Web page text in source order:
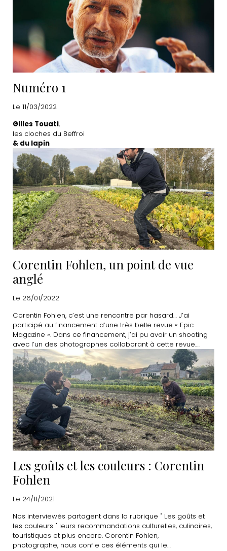
Numéro 1
Le 11/03/2022
Gilles Touati,
les cloches du Beffroi
& du lapin
Corentin Fohlen, un point de vue
anglé
Le 26/01/2022
Corentin Fohlen, c’est une rencontre par hasard… J’ai
participé au financement d’une très belle revue « Epic
Magazine ». Dans ce financement, j’ai pu avoir un shooting
avec l’un des photographes collaborant à cette revue.
Cette rencontre s’est faite un jour particulier… Mon fils était
en semaine d’immersion dans son école photo et ma fille
déménageait pour Lyon l’après midi même.
Les goûts et les couleurs : Corentin
Fohlen
Le 24/11/2021
Nos interviewés partagent dans la rubrique " Les goûts et
les couleurs " leurs recommandations culturelles, culinaires,
touristiques et plus encore. Corentin Fohlen,
photographe, nous confie ces éléments qui le